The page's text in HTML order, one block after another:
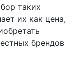
таких
их как цена,
брендов